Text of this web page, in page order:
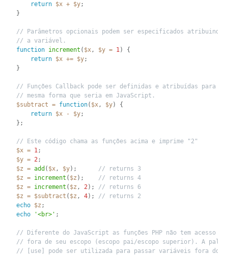
return $x + $y;
}
// Parâmetros opcionais podem ser especificados atribuindo
// a variável.
function increment ( $x, $y = 1)
{
return $x += $y;
}
// Funções Callback pode ser definidas e atribuídas para
// mesma forma que seria em JavaScript.
$subtract = function( $x, $y)
{
return $x - $y;
} ;
// Este código chama as funções acima e imprime "2"
$x = 1;
$y = 2;
$z = add ( $x, $y) ;
// returns 3
$z = increment ( $z ) ;
// returns 4
$z = increment ( $z , 2) ;
// returns 6
$z = $subtract ( $z , 4) ;
// returns 2
echo $z ;
echo
'<br>' ;
// Diferente do JavaScript as funções PHP não tem acesso a
// fora de seu escopo (escopo pai/escopo superior). A
// [use] pode ser utilizada para passar variáveis fora do